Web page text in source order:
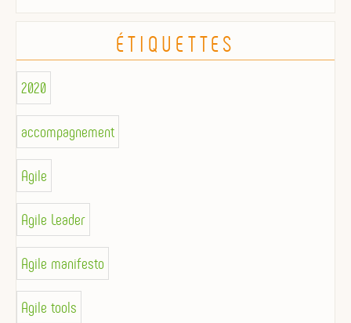
ÉTIQUETTES
2020
accompagnement
Agile
Agile Leader
Agile manifesto
Agile tools